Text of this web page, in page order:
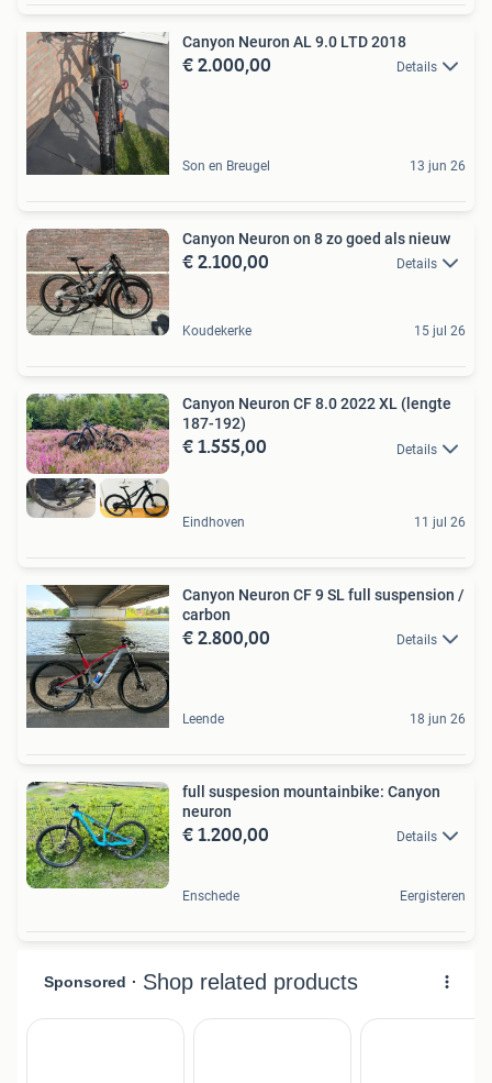
Canyon Neuron AL 9.0 LTD 2018
€ 2.000,00 Details
Son en Breugel 13 jun 26
Canyon Neuron on 8 zo goed als nieuw
€ 2.100,00 Details
Koudekerke 15 jul 26
Canyon Neuron CF 8.0 2022 XL (lengte
187-192)
€ 1.555,00 Details
Eindhoven 11 jul 26
Canyon Neuron CF 9 SL full suspension /
carbon
€ 2.800,00 Details
Leende 18 jun 26
full suspesion mountainbike: Canyon
neuron
€ 1.200,00 Details
Enschede Eergisteren